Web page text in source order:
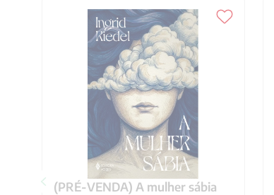
(PRÉ-VENDA) A mulher sábia